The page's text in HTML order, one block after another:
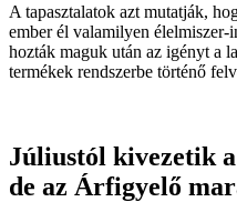
A tapasztalatok azt mutatják,
ember él valamilyen élelmiszer-
hozták maguk után az igényt a
termékek rendszerbe történő
Júliustól kivezetik
de az Árfigyelő